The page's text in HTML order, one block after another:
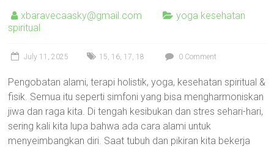
xbaravecaasky@gmail.com
yoga kesehatan
spiritual
July 11, 2025 15, 16, 17, 18 0 Comment
Pengobatan alami, terapi holistik, yoga, kesehatan spiritual &
fisik. Semua itu seperti simfoni yang bisa mengharmoniskan
jiwa dan raga kita. Di tengah kesibukan dan stres sehari-hari,
sering kali kita lupa bahwa ada cara alami untuk
menyeimbangkan diri. Saat tubuh dan pikiran kita bekerja